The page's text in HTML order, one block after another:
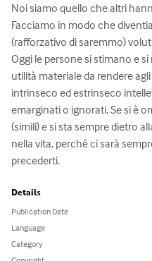
Noi siamo quello che altri
Facciamo in modo che
(rafforzativo di saremmo)
Oggi le persone si stimano e
utilità materiale da rendere
intrinseco ed estrinseco
emarginati o ignorati. Se si è
(simili) e si sta sempre dietro
nella vita, perché ci sarà
precederti.
Details
Publication Date
Language
Category